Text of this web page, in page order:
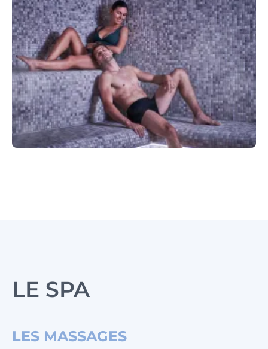
LE SPA
LES MASSAGES